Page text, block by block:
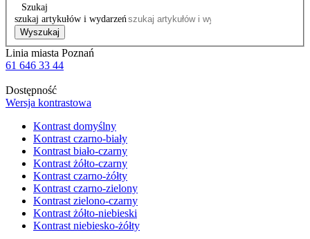
Szukaj
szukaj artykułów i wydarzeń
Wyszukaj
Linia miasta Poznań
61 646 33 44
Dostępność
Wersja kontrastowa
Kontrast domyślny
Kontrast czarno-biały
Kontrast biało-czarny
Kontrast żółto-czarny
Kontrast czarno-żółty
Kontrast czarno-zielony
Kontrast zielono-czarny
Kontrast żółto-niebieski
Kontrast niebiesko-żółty